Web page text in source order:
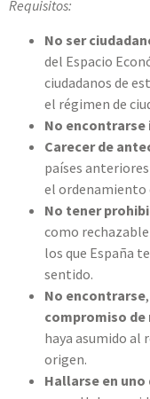
Requisitos:
No ser
del Espacio
ciudadanos de
el régimen de
No
Carecer de
países
el ordenamiento
No tener
como
los que España
sentido.
No encontrarse
compromiso de
haya asumido al
origen.
Hallarse en